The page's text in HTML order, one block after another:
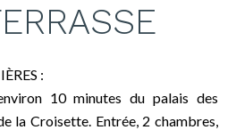
:
10 minutes du palais des
la Croisette. Entrée, 2 chambres,